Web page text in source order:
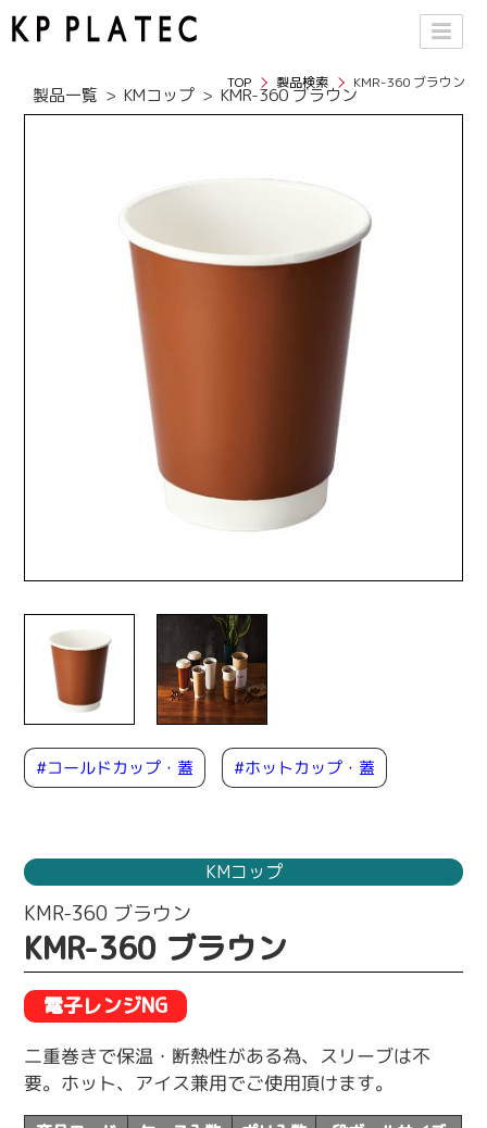
TOP 製品検索 KMR-360 ブラウン
製品一覧 KMコップ KMR-360 ブラウン
#コールドカップ・蓋 #ホットカップ・蓋
KMコップ
KMR-360 ブラウン
KMR-360 ブラウン
電子レンジNG
二重巻きで保温・断熱性がある為、スリーブは不
要。ホット、アイス兼用でご使用頂けます。